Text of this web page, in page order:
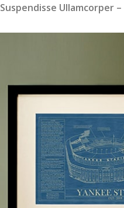
Suspendisse Ullamcorper –